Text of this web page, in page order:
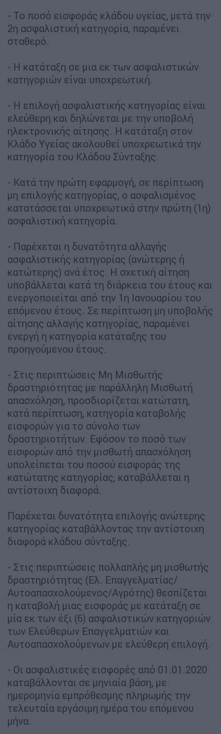
- Το ποσό εισφοράς κλάδου υγείας, μετά την
2η ασφαλιστική κατηγορία, παραμένει
σταθερό.
- Η κατάταξη σε μια εκ των ασφαλιστικών
κατηγοριών είναι υποχρεωτική.
- Η επιλογή ασφαλιστικής κατηγορίας είναι
ελεύθερη και δηλώνεται με την υποβολή
ηλεκτρονικής αίτησης. Η κατάταξη στον
Κλάδο Υγείας ακολουθεί υποχρεωτικά την
κατηγορία του Κλάδου Σύνταξης.
- Κατά την πρώτη εφαρμογή, σε περίπτωση
μη επιλογής κατηγορίας, ο ασφαλισμένος
κατατάσσεται υποχρεωτικά στην πρώτη (1η)
ασφαλιστική κατηγορία.
- Παρέχεται η δυνατότητα αλλαγής
ασφαλιστικής κατηγορίας (ανώτερης ή
κατώτερης) ανά έτος. Η σχετική αίτηση
υποβάλλεται κατά τη διάρκεια του έτους και
ενεργοποιείται από την 1η Ιανουαρίου του
επόμενου έτους. Σε περίπτωση μη υποβολής
αίτησης αλλαγής κατηγορίας, παραμένει
ενεργή η κατηγορία κατάταξης του
προηγούμενου έτους.
- Στις περιπτώσεις Μη Μισθωτής
δραστηριότητας με παράλληλη Μισθωτή
απασχόληση, προσδιορίζεται κατώτατη,
κατά περίπτωση, κατηγορία καταβολής
εισφορών για το σύνολο των
δραστηριοτήτων. Εφόσον το ποσό των
εισφορών από την μισθωτή απασχόληση
υπολείπεται του ποσού εισφοράς της
κατώτατης κατηγορίας, καταβάλλεται η
αντίστοιχη διαφορά.
Παρέχεται δυνατότητα επιλογής ανώτερης
κατηγορίας καταβάλλοντας την αντίστοιχη
διαφορά κλάδου σύνταξης.
- Στις περιπτώσεις πολλαπλής μη μισθωτής
δραστηριότητας (Ελ. Επαγγελματίας/
Αυτοαπασχολούμενος/Αγρότης) θεσπίζεται
η καταβολή μιας εισφοράς με κατάταξη σε
μία εκ των έξι (6) ασφαλιστικών κατηγοριών
των Ελεύθερων Επαγγελματιών και
Αυτοαπασχολούμενων με ελεύθερη επιλογή.
- Οι ασφαλιστικές εισφορές από 01.01.2020
καταβάλλονται σε μηνιαία βάση, με
ημερομηνία εμπρόθεσμης πληρωμής την
τελευταία εργάσιμη ημέρα του επόμενου
μήνα.